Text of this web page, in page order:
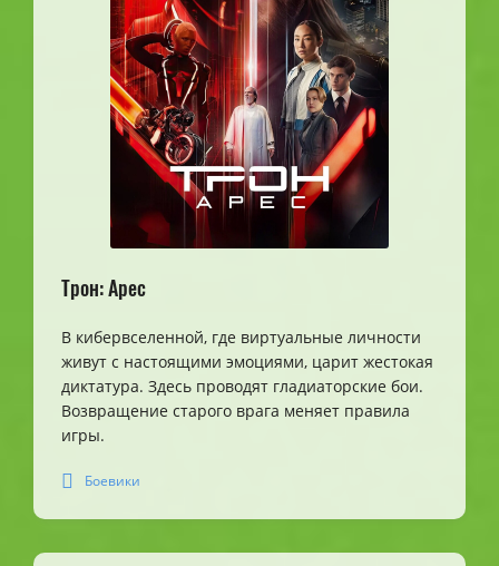
Трон: Арес
В кибервселенной, где виртуальные личности
живут с настоящими эмоциями, царит жестокая
диктатура. Здесь проводят гладиаторские бои.
Возвращение старого врага меняет правила
игры.
Боевики